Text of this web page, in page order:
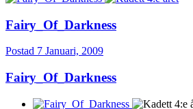
Fairy_Of_Darkness
Postad 7 Januari, 2009
Fairy_Of_Darkness